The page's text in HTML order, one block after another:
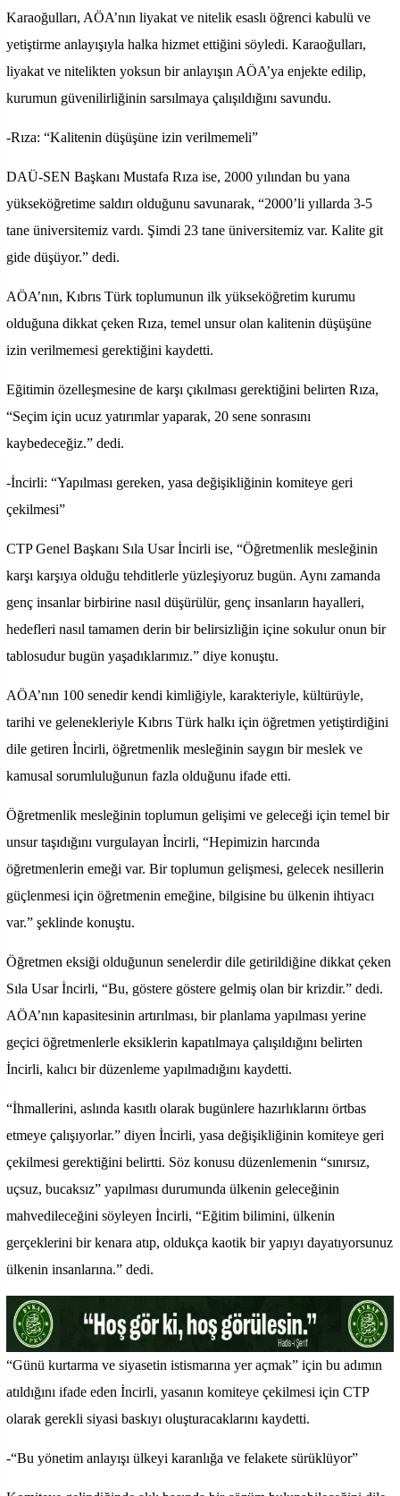
Karaoğulları, AÖA’nın liyakat ve nitelik esaslı öğrenci kabulü ve
yetiştirme anlayışıyla halka hizmet ettiğini söyledi. Karaoğulları,
liyakat ve nitelikten yoksun bir anlayışın AÖA’ya enjekte edilip,
kurumun güvenilirliğinin sarsılmaya çalışıldığını savundu.
-Rıza: “Kalitenin düşüşüne izin verilmemeli”
DAÜ-SEN Başkanı Mustafa Rıza ise, 2000 yılından bu yana
yükseköğretime saldırı olduğunu savunarak, “2000’li yıllarda 3-5
tane üniversitemiz vardı. Şimdi 23 tane üniversitemiz var. Kalite git
gide düşüyor.” dedi.
AÖA’nın, Kıbrıs Türk toplumunun ilk yükseköğretim kurumu
olduğuna dikkat çeken Rıza, temel unsur olan kalitenin düşüşüne
izin verilmemesi gerektiğini kaydetti.
Eğitimin özelleşmesine de karşı çıkılması gerektiğini belirten Rıza,
“Seçim için ucuz yatırımlar yaparak, 20 sene sonrasını
kaybedeceğiz.” dedi.
-İncirli: “Yapılması gereken, yasa değişikliğinin komiteye geri
çekilmesi”
CTP Genel Başkanı Sıla Usar İncirli ise, “Öğretmenlik mesleğinin
karşı karşıya olduğu tehditlerle yüzleşiyoruz bugün. Aynı zamanda
genç insanlar birbirine nasıl düşürülür, genç insanların hayalleri,
hedefleri nasıl tamamen derin bir belirsizliğin içine sokulur onun bir
tablosudur bugün yaşadıklarımız.” diye konuştu.
AÖA’nın 100 senedir kendi kimliğiyle, karakteriyle, kültürüyle,
tarihi ve gelenekleriyle Kıbrıs Türk halkı için öğretmen yetiştirdiğini
dile getiren İncirli, öğretmenlik mesleğinin saygın bir meslek ve
kamusal sorumluluğunun fazla olduğunu ifade etti.
Öğretmenlik mesleğinin toplumun gelişimi ve geleceği için temel bir
unsur taşıdığını vurgulayan İncirli, “Hepimizin harcında
öğretmenlerin emeği var. Bir toplumun gelişmesi, gelecek nesillerin
güçlenmesi için öğretmenin emeğine, bilgisine bu ülkenin ihtiyacı
var.” şeklinde konuştu.
Öğretmen eksiği olduğunun senelerdir dile getirildiğine dikkat çeken
Sıla Usar İncirli, “Bu, göstere göstere gelmiş olan bir krizdir.” dedi.
AÖA’nın kapasitesinin artırılması, bir planlama yapılması yerine
geçici öğretmenlerle eksiklerin kapatılmaya çalışıldığını belirten
İncirli, kalıcı bir düzenleme yapılmadığını kaydetti.
“İhmallerini, aslında kasıtlı olarak bugünlere hazırlıklarını örtbas
etmeye çalışıyorlar.” diyen İncirli, yasa değişikliğinin komiteye geri
çekilmesi gerektiğini belirtti. Söz konusu düzenlemenin “sınırsız,
uçsuz, bucaksız” yapılması durumunda ülkenin geleceğinin
mahvedileceğini söyleyen İncirli, “Eğitim bilimini, ülkenin
gerçeklerini bir kenara atıp, oldukça kaotik bir yapıyı dayatıyorsunuz
ülkenin insanlarına.” dedi.
“Günü kurtarma ve siyasetin istismarına yer açmak” için bu adımın
atıldığını ifade eden İncirli, yasanın komiteye çekilmesi için CTP
olarak gerekli siyasi baskıyı oluşturacaklarını kaydetti.
-“Bu yönetim anlayışı ülkeyi karanlığa ve felakete sürüklüyor”